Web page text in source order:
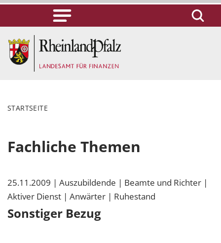
STARTSEITE
Fachliche Themen
25.11.2009 | Auszubildende | Beamte und Richter |
Aktiver Dienst | Anwärter | Ruhestand
Sonstiger Bezug